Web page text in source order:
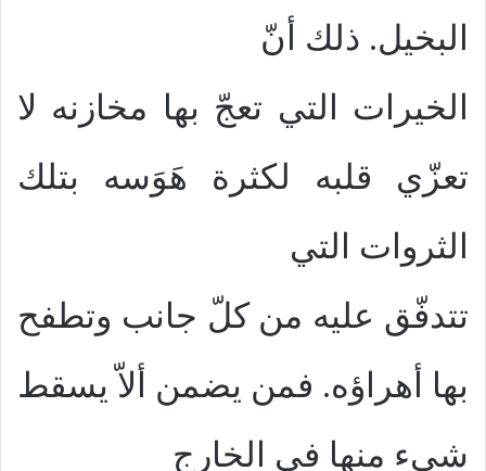
البخيل. ذلك أنّ
الخيرات التي تعجّ بها مخازنه لا
تعزّي قلبه لكثرة هَوَسه بتلك
الثروات التي
تتدفّق عليه من كلّ جانب وتطفح
بها أهراؤه. فمن يضمن ألاّ يسقط
شيء منها في الخارج